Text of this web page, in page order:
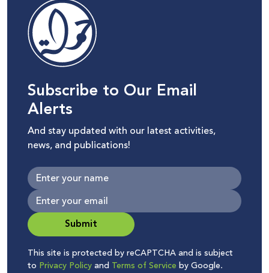
Subscribe to Our Email
Alerts
And stay updated with our latest activities,
news, and publications!
Submit
This site is protected by reCAPTCHA and is subject
to Privacy Policyand Terms of Service by Google.